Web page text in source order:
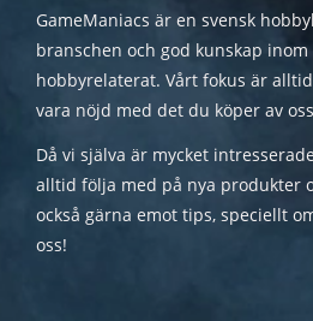
GameManiacs är en svensk
branschen och god kunskap
hobbyrelaterat. Vårt fokus är
vara nöjd med det du köper av
Då vi själva är mycket
alltid följa med på nya produkter
också gärna emot tips, speciellt
oss!